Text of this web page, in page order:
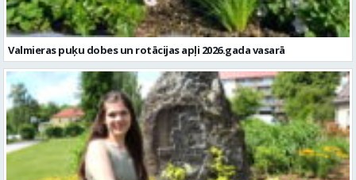
Valmieras puķu dobes un rotācijas apļi 2026.gada vasarā